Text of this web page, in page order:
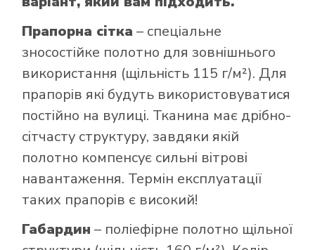
Прапорна сітка – спеціальне
зносостійке полотно для зовнішнього
використання (щільність 115 г/м²). Для
прапорів які будуть використовуватися
постійно на вулиці. Тканина має дрібно-
сітчасту структуру, завдяки якій
полотно компенсує сильні вітрові
навантаження. Термін експлуатації
таких прапорів є високий!
Габардин – поліефірне полотно щільної